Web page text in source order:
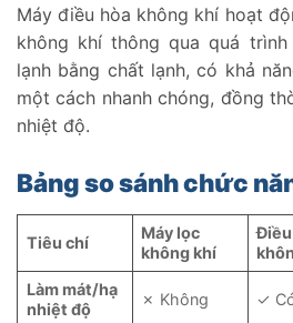
Máy điều hòa không khí hoạt
không khí thông qua quá
lạnh bằng chất lạnh, có khả
một cách nhanh chóng, đồng
nhiệt độ.
Bảng so sánh chức
Tiêu chí
Máy lọc
không khí
Làm mát/hạ
nhiệt độ
✗ Không ✓